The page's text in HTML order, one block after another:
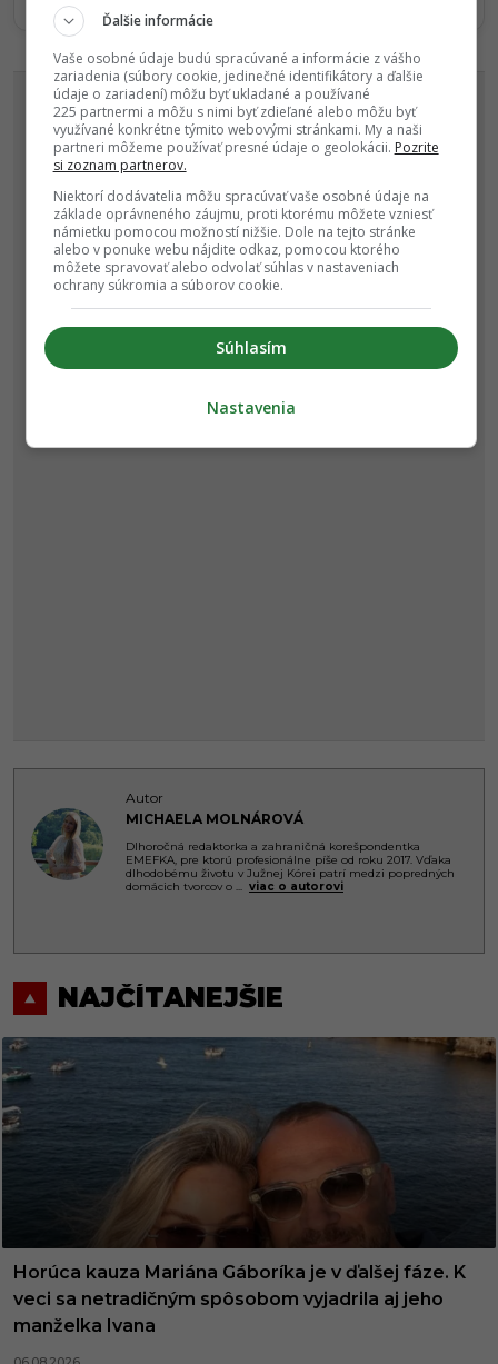
Po otvorení kliknite na hviezdičku
REKLAMA
Autor
MICHAELA MOLNÁROVÁ
Dlhoročná redaktorka a zahraničná korešpondentka
EMEFKA, pre ktorú profesionálne píše od roku 2017. Vďaka
dlhodobému životu v Južnej Kórei patrí medzi popredných
domácich tvorcov o ... viac o autorovi
NAJČÍTANEJŠIE
Horúca kauza Mariána Gáboríka je v ďalšej fáze. K
veci sa netradičným spôsobom vyjadrila aj jeho
manželka Ivana
Ďalšie informácie
Vaše osobné údaje budú spracúvané a informácie z vášho
zariadenia (súbory cookie, jedinečné identifikátory a ďalšie
údaje o zariadení) môžu byť ukladané a používané
225 partnermi a môžu s nimi byť zdieľané alebo môžu byť
využívané konkrétne týmito webovými stránkami. My a naši
partneri môžeme používať presné údaje o geolokácii. Pozrite
si zoznam partnerov.
Niektorí dodávatelia môžu spracúvať vaše osobné údaje na
základe oprávneného záujmu, proti ktorému môžete vzniesť
námietku pomocou možností nižšie. Dole na tejto stránke
alebo v ponuke webu nájdite odkaz, pomocou ktorého
môžete spravovať alebo odvolať súhlas v nastaveniach
ochrany súkromia a súborov cookie.
Súhlasím
Nastavenia